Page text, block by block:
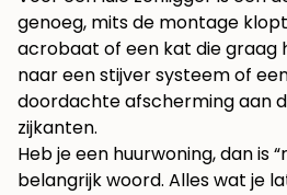
genoeg, mits de montage
acrobaat of een kat die graag
naar een stijver systeem of
doordachte afscherming aan
zijkanten.
Heb je een huurwoning, dan is
belangrijk woord. Alles wat je